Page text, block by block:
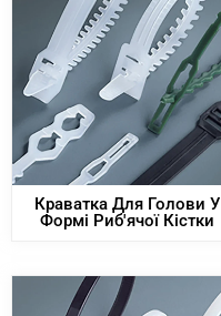
Краватка Для Голови У
Формі Риб'ячої Кістки